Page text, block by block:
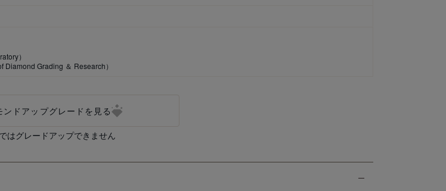
）
Diamond Grading ＆ Research）
ンドアップグレードを見る
はグレードアップできません